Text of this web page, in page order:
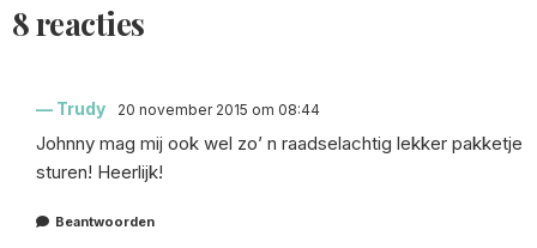
8 reacties
Trudy 20 november 2015 om 08:44
Johnny mag mij ook wel zo’ n raadselachtig lekker pakketje
sturen! Heerlijk!
Beantwoorden